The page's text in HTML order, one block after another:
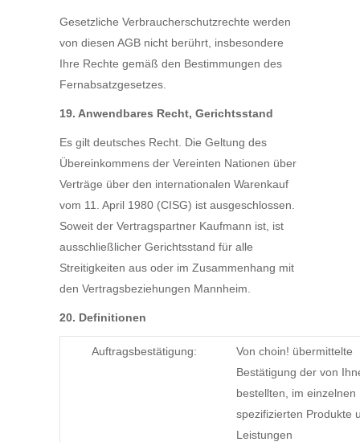
Gesetzliche Verbraucherschutzrechte werden
von diesen AGB nicht berührt, insbesondere
Ihre Rechte gemäß den Bestimmungen des
Fernabsatzgesetzes.
19. Anwendbares Recht, Gerichtsstand
Es gilt deutsches Recht. Die Geltung des
Übereinkommens der Vereinten Nationen über
Verträge über den internationalen Warenkauf
vom 11. April 1980 (CISG) ist ausgeschlossen.
Soweit der Vertragspartner Kaufmann ist, ist
ausschließlicher Gerichtsstand für alle
Streitigkeiten aus oder im Zusammenhang mit
den Vertragsbeziehungen Mannheim.
20. Definitionen
Auftragsbestätigung:
Von choin! übermittelte
Bestätigung der von
bestellten, im einzelnen
spezifizierten Produkte
Leistungen